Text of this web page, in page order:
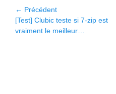
Navigation
de
l’article
← Précédent
Article
précédent :
[Test] Clubic teste si 7-zip est
vraiment le meilleur…